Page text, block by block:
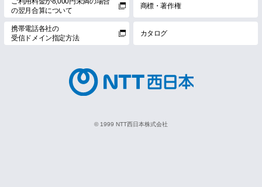
の翌月合算について
商標・著作権
携帯電話各社の
受信ドメイン指定方法
カタログ
© 1999 NTT西日本株式会社